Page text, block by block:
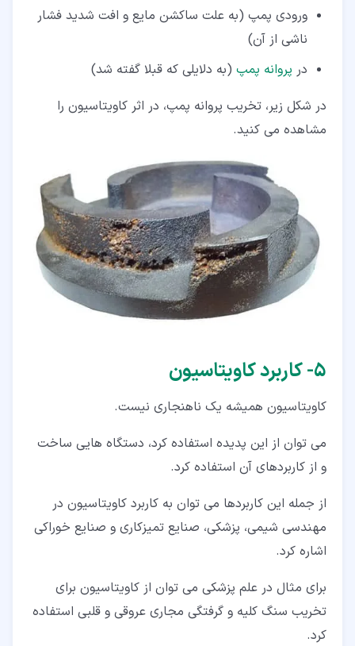
ورودی پمپ (به علت ساکشن مایع و افت شدید فشار
ناشی از آن)
در پروانه پمپ (به دلایلی که قبلا گفته شد)
در شکل زیر، تخریب پروانه پمپ، در اثر کاویتاسیون را
مشاهده می کنید.
۵‏- کاربرد کاویتاسیون
کاویتاسیون همیشه یک ناهنجاری نیست.
می توان از این پدیده استفاده کرد، دستگاه هایی ساخت
و از کاربردهای آن استفاده کرد.
از جمله این کاربردها می توان به کاربرد کاویتاسیون در
مهندسی شیمی، پزشکی، صنایع تمیزکاری و صنایع خوراکی
اشاره کرد.
برای مثال در علم پزشکی می توان از کاویتاسیون برای
تخریب سنگ کلیه و گرفتگی مجاری عروقی و قلبی استفاده
کرد.